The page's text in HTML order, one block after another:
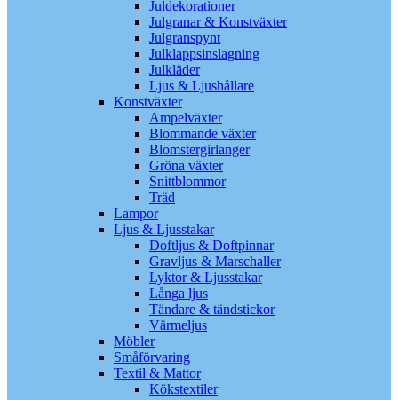
Juldekorationer
Julgranar & Konstväxter
Julgranspynt
Julklappsinslagning
Julkläder
Ljus & Ljushållare
Konstväxter
Ampelväxter
Blommande växter
Blomstergirlanger
Gröna växter
Snittblommor
Träd
Lampor
Ljus & Ljusstakar
Doftljus & Doftpinnar
Gravljus & Marschaller
Lyktor & Ljusstakar
Långa ljus
Tändare & tändstickor
Värmeljus
Möbler
Småförvaring
Textil & Mattor
Kökstextiler